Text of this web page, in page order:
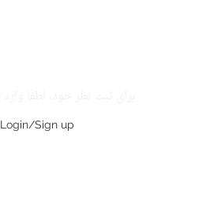
Login/Sign up